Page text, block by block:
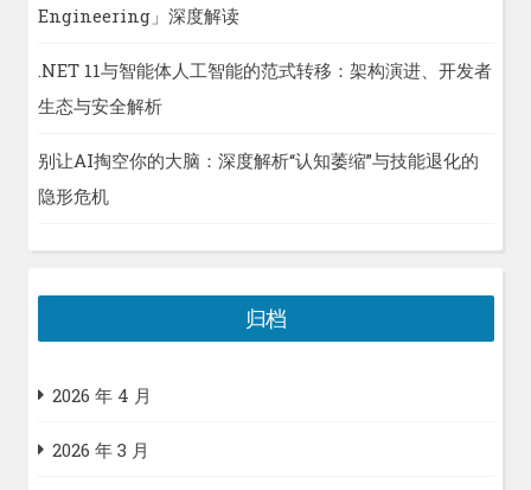
Engineering」深度解读
.NET 11与智能体人工智能的范式转移：架构演进、开发者
生态与安全解析
别让AI掏空你的大脑：深度解析“认知萎缩”与技能退化的
隐形危机
归档
2026 年 4 月
2026 年 3 月